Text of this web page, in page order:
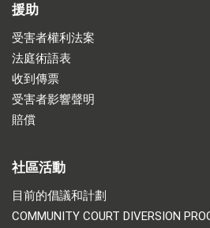
援助
受害者權利法案
法庭術語表
收到傳票
受害者影響聲明
賠償
社區活動
目前的倡議和計劃
COMMUNITY COURT DIVERSION